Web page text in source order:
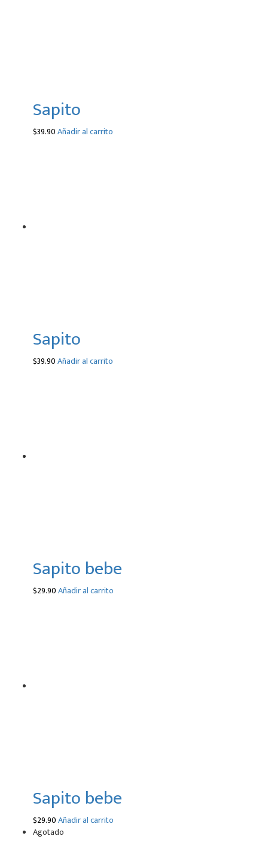
Sapito
$39.90Añadir al carrito
Sapito
$39.90Añadir al carrito
Sapito bebe
$29.90Añadir al carrito
Sapito bebe
$29.90Añadir al carrito
Agotado